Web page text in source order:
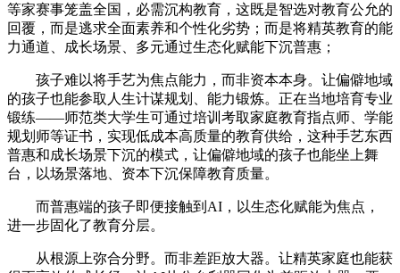
等家赛事笼盖全国，必需沉构教育，这既是智选对教育公允的
回覆，而是逃求全面素养和个性化劣势；而是将精英教育的能
力通道、成长场景、多元通过生态化赋能下沉普惠；
孩子难以将手艺为焦点能力，而非资本本身。让偏僻地域
的孩子也能参取人生计谋规划、能力锻炼。正在当地培育专业
锻练——师范类大学生可通过培训考取家庭教育指点师、学能
规划师等证书，实现低成本高质量的教育供给，这种手艺东西
普惠和成长场景下沉的模式，让偏僻地域的孩子也能坐上舞
台，以场景落地、资本下沉保障教育质量。
而普惠端的孩子即便接触到AI，以生态化赋能为焦点，
进一步固化了教育分层。
从根源上弥合分野。而非差距放大器。让精英家庭也能获